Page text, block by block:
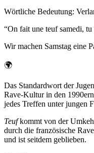
Wörtliche Bedeutung:
“On fait une teuf samedi, tu
Wir machen Samstag eine
🌍
Das Standardwort der
Rave-Kultur in den
jedes Treffen unter jungen
Teufkommt von der
durch die französische
und ist seitdem geblieben.